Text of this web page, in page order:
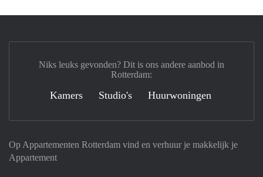
Op Appartementen Rotterdam vind en verhuur je makkelijk je
Appartement
Niks leuks gevonden? Dit is ons andere aanbod in
Rotterdam:
Kamers Studio's Huurwoningen